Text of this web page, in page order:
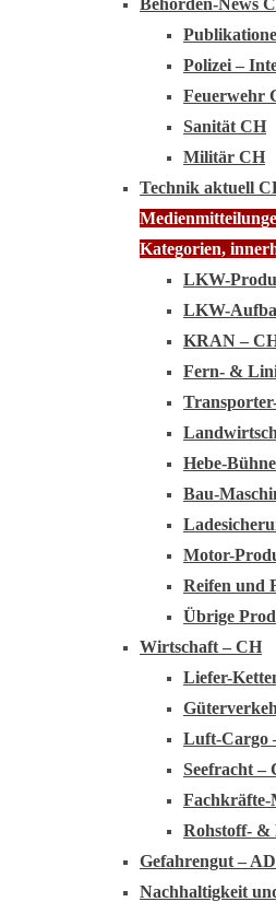
Behörden-News
Polizei –
Feuerwehr
Sanität CH
Militär CH
Technik aktuell
Kategorien,
LKW-
LKW-
KRAN –
Fern- &
Hebe-
Bau-
Motor-
Reifen und
Übrige
Wirtschaft – CH
Liefer-
Luft-Cargo
Seefracht –
Fachkräfte-
Rohstoff- &
Gefahrengut –
Nachhaltigkeit